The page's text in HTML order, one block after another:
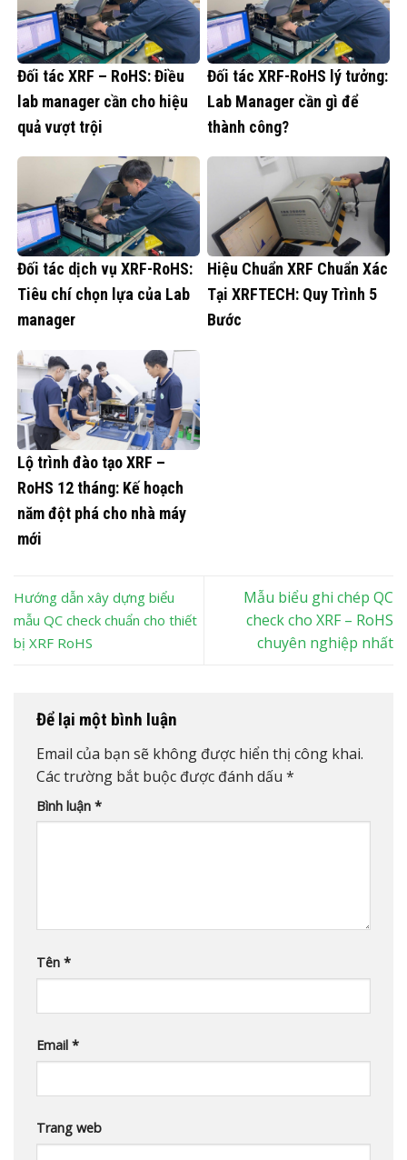
Đối tác XRF – RoHS: Điều
lab manager cần cho hiệu
quả vượt trội
Đối tác XRF-RoHS lý tưởng:
Lab Manager cần gì để
thành công?
Đối tác dịch vụ XRF-RoHS:
Tiêu chí chọn lựa của Lab
manager
Hiệu Chuẩn XRF Chuẩn Xác
Tại XRFTECH: Quy Trình 5
Bước
Lộ trình đào tạo XRF –
RoHS 12 tháng: Kế hoạch
năm đột phá cho nhà máy
mới
Hướng dẫn xây dựng biểu
mẫu QC check chuẩn cho thiết
bị XRF RoHS
Mẫu biểu ghi chép QC
check cho XRF – RoHS
chuyên nghiệp nhất
Để lại một bình luận
Email của bạn sẽ không được hiển thị công khai.
Các trường bắt buộc được đánh dấu *
Bình luận *
Tên *
Email *
Trang web